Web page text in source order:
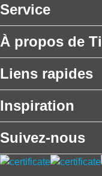
Service
À propos de
Liens rapides
Inspiration
Suivez-nous